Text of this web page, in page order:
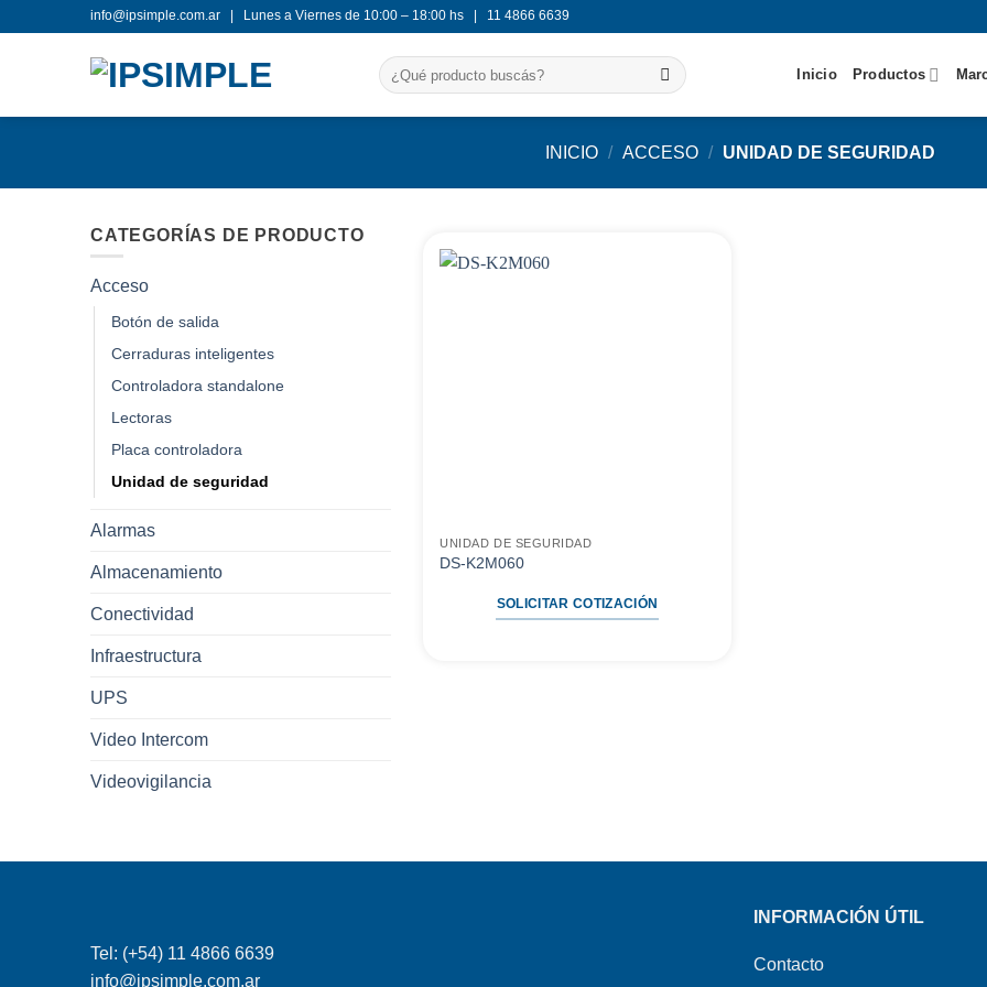
info@ipsimple.com.ar | Lunes a Viernes de 10:00 – 18:00 hs | 11 4866 6639
Buscar
por:
Inicio Productos
INICIO / ACCESO / UNIDAD DE SEGURIDAD
CATEGORÍAS DE PRODUCTO
Acceso
Botón de salida
Cerraduras inteligentes
Controladora standalone
Lectoras
Placa controladora
Unidad de seguridad
Alarmas
Almacenamiento
Conectividad
Infraestructura
UPS
Video Intercom
Videovigilancia
UNIDAD DE SEGURIDAD
DS-K2M060
SOLICITAR COTIZACIÓN
Tel: (+54) 11 4866 6639
info@ipsimple.com.ar
INFORMACIÓN ÚTIL
Contacto